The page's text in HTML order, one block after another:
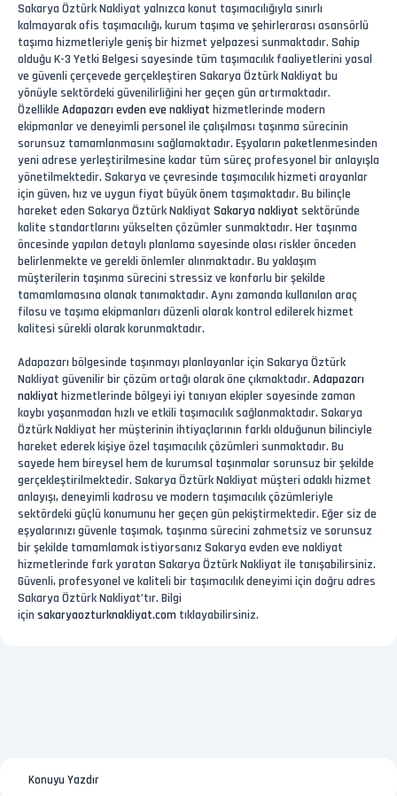
Sakarya Öztürk Nakliyat yalnızca konut taşımacılığıyla sınırlı
kalmayarak ofis taşımacılığı, kurum taşıma ve şehirlerarası asansörlü
taşıma hizmetleriyle geniş bir hizmet yelpazesi sunmaktadır. Sahip
olduğu K-3 Yetki Belgesi sayesinde tüm taşımacılık faaliyetlerini yasal
ve güvenli çerçevede gerçekleştiren Sakarya Öztürk Nakliyat bu
yönüyle sektördeki güvenilirliğini her geçen gün artırmaktadır.
Özellikle Adapazarı evden eve nakliyat hizmetlerinde modern
ekipmanlar ve deneyimli personel ile çalışılması taşınma sürecinin
sorunsuz tamamlanmasını sağlamaktadır. Eşyaların paketlenmesinden
yeni adrese yerleştirilmesine kadar tüm süreç profesyonel bir anlayışla
yönetilmektedir. Sakarya ve çevresinde taşımacılık hizmeti arayanlar
için güven, hız ve uygun fiyat büyük önem taşımaktadır. Bu bilinçle
hareket eden Sakarya Öztürk Nakliyat Sakarya nakliyat sektöründe
kalite standartlarını yükselten çözümler sunmaktadır. Her taşınma
öncesinde yapılan detaylı planlama sayesinde olası riskler önceden
belirlenmekte ve gerekli önlemler alınmaktadır. Bu yaklaşım
müşterilerin taşınma sürecini stressiz ve konforlu bir şekilde
tamamlamasına olanak tanımaktadır. Aynı zamanda kullanılan araç
filosu ve taşıma ekipmanları düzenli olarak kontrol edilerek hizmet
kalitesi sürekli olarak korunmaktadır.
Adapazarı bölgesinde taşınmayı planlayanlar için Sakarya Öztürk
Nakliyat güvenilir bir çözüm ortağı olarak öne çıkmaktadır. Adapazarı
nakliyat hizmetlerinde bölgeyi iyi tanıyan ekipler sayesinde zaman
kaybı yaşanmadan hızlı ve etkili taşımacılık sağlanmaktadır. Sakarya
Öztürk Nakliyat her müşterinin ihtiyaçlarının farklı olduğunun bilinciyle
hareket ederek kişiye özel taşımacılık çözümleri sunmaktadır. Bu
sayede hem bireysel hem de kurumsal taşınmalar sorunsuz bir şekilde
gerçekleştirilmektedir. Sakarya Öztürk Nakliyat müşteri odaklı hizmet
anlayışı, deneyimli kadrosu ve modern taşımacılık çözümleriyle
sektördeki güçlü konumunu her geçen gün pekiştirmektedir. Eğer siz de
eşyalarınızı güvenle taşımak, taşınma sürecini zahmetsiz ve sorunsuz
bir şekilde tamamlamak istiyorsanız Sakarya evden eve nakliyat
hizmetlerinde fark yaratan Sakarya Öztürk Nakliyat ile tanışabilirsiniz.
Güvenli, profesyonel ve kaliteli bir taşımacılık deneyimi için doğru adres
Sakarya Öztürk Nakliyat’tır. Bilgi
için sakaryaozturknakliyat.com tıklayabilirsiniz.
Konuyu Yazdır